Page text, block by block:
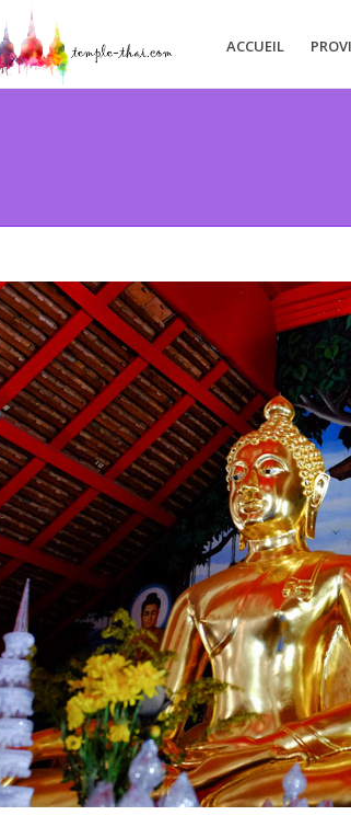
ACCUEIL